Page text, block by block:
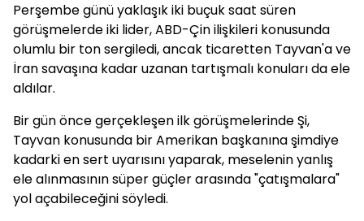
Perşembe günü yaklaşık iki buçuk saat süren
görüşmelerde iki lider, ABD-Çin ilişkileri konusunda
olumlu bir ton sergiledi, ancak ticaretten Tayvan'a ve
İran savaşına kadar uzanan tartışmalı konuları da ele
aldılar.
Bir gün önce gerçekleşen ilk görüşmelerinde Şi,
Tayvan konusunda bir Amerikan başkanına şimdiye
kadarki en sert uyarısını yaparak, meselenin yanlış
ele alınmasının süper güçler arasında "çatışmalara"
yol açabileceğini söyledi.